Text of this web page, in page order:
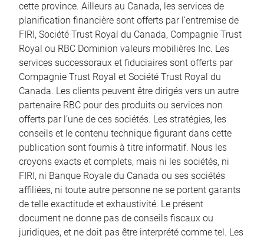
cette province. Ailleurs au Canada, les services de
planification financière sont offerts par l’entremise de
FIRI, Société Trust Royal du Canada, Compagnie Trust
Royal ou RBC Dominion valeurs mobilières Inc. Les
services successoraux et fiduciaires sont offerts par
Compagnie Trust Royal et Société Trust Royal du
Canada. Les clients peuvent être dirigés vers un autre
partenaire RBC pour des produits ou services non
offerts par l’une de ces sociétés. Les stratégies, les
conseils et le contenu technique figurant dans cette
publication sont fournis à titre informatif. Nous les
croyons exacts et complets, mais ni les sociétés, ni
FIRI, ni Banque Royale du Canada ou ses sociétés
affiliées, ni toute autre personne ne se portent garants
de telle exactitude et exhaustivité. Le présent
document ne donne pas de conseils fiscaux ou
juridiques, et ne doit pas être interprété comme tel. Les